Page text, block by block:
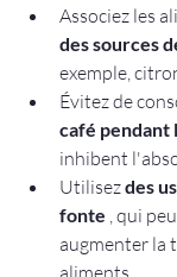
Associez les
des sources
exemple,
Évitez de
café pendant
inhibent
Utilisez des
fonte , qui
augmenter la
aliments.